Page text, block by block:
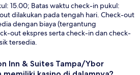
15.00; Batas waktu check-in pukul:
dilakukan pada tengah hari. Check-out
dengan biaya (tergantung
out ekspres serta check-in dan check-
tersedia.
Inn & Suites Tampa/Ybor